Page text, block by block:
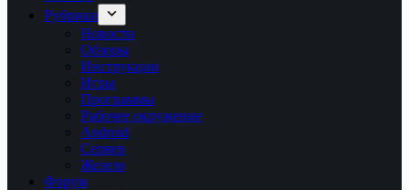
Рубрики
Новости
Обзоры
Инструкции
Игры
Программы
Рабочее окружение
Android
Сервер
Железо
Форум